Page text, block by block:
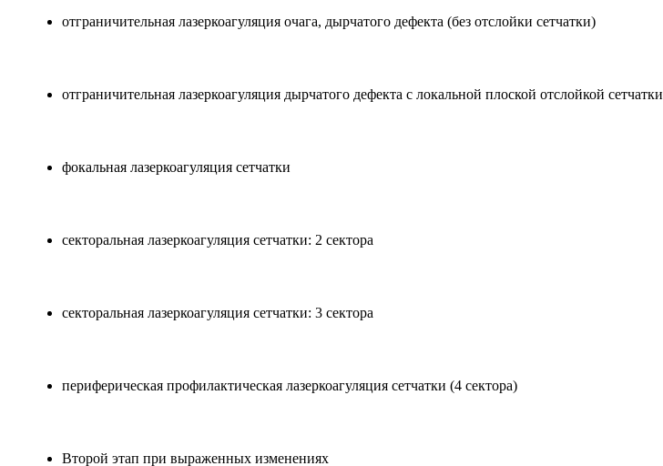
отграничительная лазеркоагуляция очага, дырчатого дефекта (без отслойки сетчатки)
отграничительная лазеркоагуляция дырчатого дефекта с локальной плоской отслойкой сетчатки
фокальная лазеркоагуляция сетчатки
секторальная лазеркоагуляция сетчатки: 2 сектора
секторальная лазеркоагуляция сетчатки: 3 сектора
периферическая профилактическая лазеркоагуляция сетчатки (4 сектора)
Второй этап при выраженных изменениях